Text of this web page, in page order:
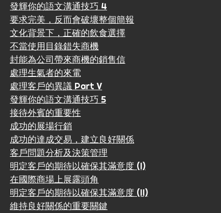
發輝你的語文溝通技巧 4
要求完美，反而會破壞整個簡報
文化背景下，正確的飲食選擇
不當使用目錄錯失商機
封能為公司帶來商機的銷售信
處理生氣者的來電
處理客戶的異議 Part V
發輝你的語文溝通技巧 5
接待外賓的重要性
成功的展場行銷
成功的達成交易，建立良好關係
客戶問題分析及決策管理
明定客戶的期待以確保其滿意度 (I)
在國際商場上展露頭角
明定客戶的期待以確保其滿意度 (II)
維持良好關係的重要關鍵